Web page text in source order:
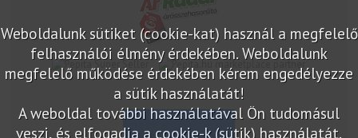
Weboldalunk sütiket (cookie-kat) használ a megfelelő
felhasználói élmény érdekében. Weboldalunk
megfelelő működése érdekében kérem engedélyezze
a sütik használatát!
A weboldal további használatával Ön tudomásul
veszi, és elfogadja a cookie-k (sütik) használatát.
marketplace partner